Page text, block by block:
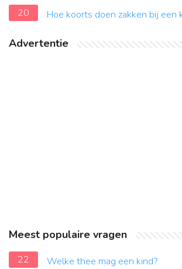
20
Hoe koorts doen zakken bij een
Advertentie
Meest populaire vragen
22
Welke thee mag een kind?